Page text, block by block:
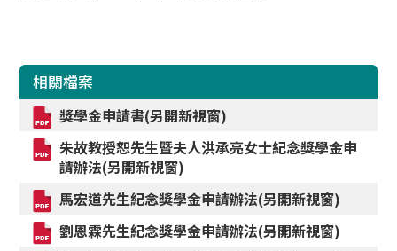
相關檔案
獎學金申請書(另開新視窗)
朱故教授恕先生暨夫人洪承亮女士紀念獎學金申
請辦法(另開新視窗)
馬宏道先生紀念獎學金申請辦法(另開新視窗)
劉恩霖先生紀念獎學金申請辦法(另開新視窗)